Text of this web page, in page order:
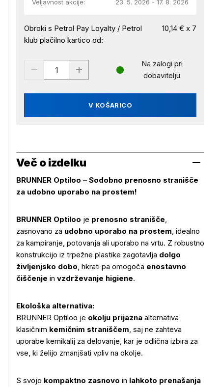
Veljavnost akcije: 23. 5. 2026 - 17. 8. 2026
Obroki s Petrol Pay Loyalty / Petrol
klub plačilno kartico od:
10,14 € x 7
V KOŠARICO
Na zalogi pri
dobavitelju
Več o izdelku
BRUNNER Optiloo – Sodobno prenosno stranišče
za udobno uporabo na prostem!
BRUNNER Optiloo je prenosno stranišče,
zasnovano za udobno uporabo na prostem, idealno
za kampiranje, potovanja ali uporabo na vrtu. Z robustno
konstrukcijo iz trpežne plastike zagotavlja dolgo
življenjsko dobo, hkrati pa omogoča enostavno
čiščenje in vzdrževanje higiene.
Ekološka alternativa:
BRUNNER Optiloo je okolju prijazna alternativa
klasičnim kemičnim straniščem, saj ne zahteva
uporabe kemikalij za delovanje, kar je odlična izbira za
vse, ki želijo zmanjšati vpliv na okolje.
S svojo kompaktno zasnovo in lahkoto prenašanja